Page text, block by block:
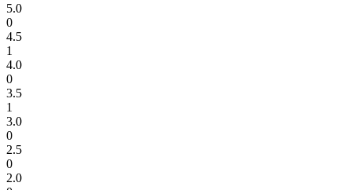
5.0
0
4.5
1
4.0
0
3.5
1
3.0
0
2.5
0
2.0